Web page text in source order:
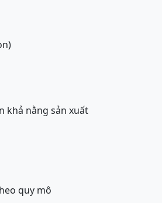
khả nằng sản xuất
quy mô